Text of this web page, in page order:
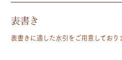
表書き
表書きに適した水引をご用意しており